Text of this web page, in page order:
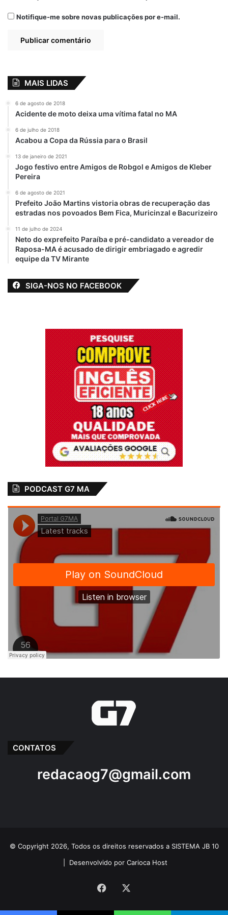
View this post on Instagram
Relacionado
Fátima Araújo
passa a contar com
assessor
parlamentar com
deficiência visual
2 de junho de 2023
Em "FÁTIMA
sexta-feira (20), o
bloco da “Pequena
19 de janeiro de 2023
Em "CULTURA"
Fátima Araújo
de São Luís
16 de maio de 2023
Em "FÁTIMA
ARAÚJO"
Abadás Bloco dos Defiças
Carnaval 2024 destaque
Fátima Araújo inclusão social
São Luís
Notifique-me sobre novas publicações por e-mail.
MAIS LIDAS
6 de agosto de 2018
Acidente de moto deixa uma vítima fatal no MA
6 de julho de 2018
Acabou a Copa da Rússia para o Brasil
13 de janeiro de 2021
Jogo festivo entre Amigos de Robgol e Amigos de Kleber
Pereira
6 de agosto de 2021
Prefeito João Martins vistoria obras de recuperação das
estradas nos povoados Bem Fica, Muricinzal e Bacurizeiro
11 de julho de 2024
Neto do exprefeito Paraíba e pré-candidato a vereador de
Raposa-MA é acusado de dirigir embriagado e agredir
equipe da TV Mirante
SIGA-NOS NO FACEBOOK
PODCAST G7 MA
CONTATOS
redacaog7@gmail.com
© Copyright 2026, Todos os direitos reservados a SISTEMA JB 10
Desenvolvido por Carioca Host
Facebook